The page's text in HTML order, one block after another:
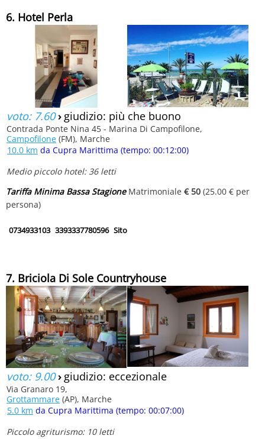
6. Hotel Perla
voto: 7.60› giudizio: più che buono
Contrada Ponte Nina 45 - Marina Di Campofilone,
Campofilone (FM), Marche
10.0 km da Cupra Marittima (tempo: 00:12:00)
Medio piccolo hotel: 36 letti
Tariffa Minima Bassa StagioneMatrimoniale € 50 (25.00 € per
persona)
0734933103 3393337780596 Sito
7. Briciola Di Sole Countryhouse
voto: 9.00› giudizio: eccezionale
Via Granaro 19,
Grottammare (AP), Marche
5.0 km da Cupra Marittima (tempo: 00:07:00)
Piccolo agriturismo: 10 letti